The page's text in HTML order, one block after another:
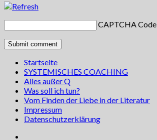
CAPTCHA Code
Startseite
SYSTEMISCHES COACHING
Alles außer Q
Was soll ich tun?
Vom Finden der Liebe in der Literatur
Impressum
Datenschutzerklärung